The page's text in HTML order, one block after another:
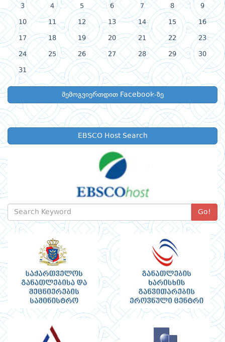
3 4 5 6 7 8 9
10 11 12 13 14 15 16
17 18 19 20 21 22 23
24 25 26 27 28 29 30
31
შემოგვიერთდით Facebook-ზე
EBSCO Host Search
Go!